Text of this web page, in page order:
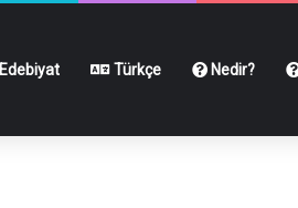
Edebiyat Türkçe Nedir?